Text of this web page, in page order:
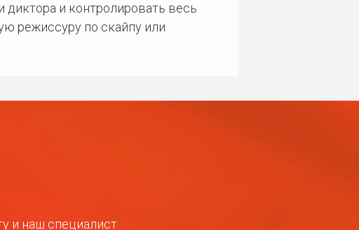
и контролировать весь
режиссуру по скайпу или
и наш специалист